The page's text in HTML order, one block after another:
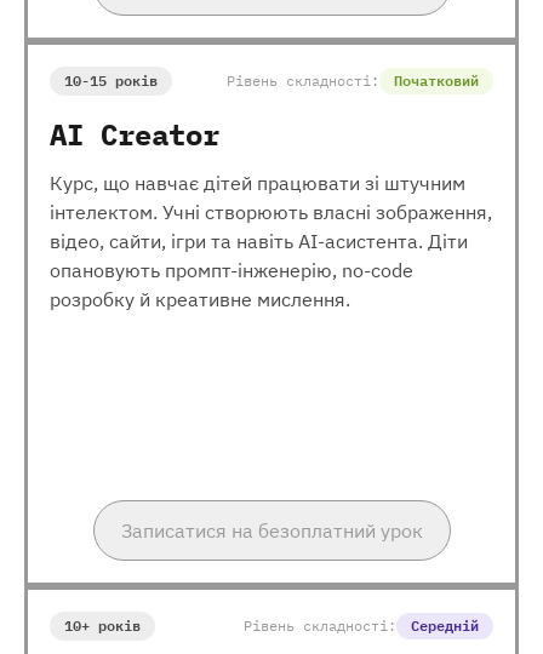
10-15 років Рівень складності: Початковий
AI Creator
Курс, що навчає дітей працювати зі штучним
інтелектом. Учні створюють власні зображення,
відео, сайти, ігри та навіть AI-асистента. Діти
опановують промпт-інженерію, no-code
розробку й креативне мислення.
Записатися на безоплатний урок
10+ років Рівень складності: Середній